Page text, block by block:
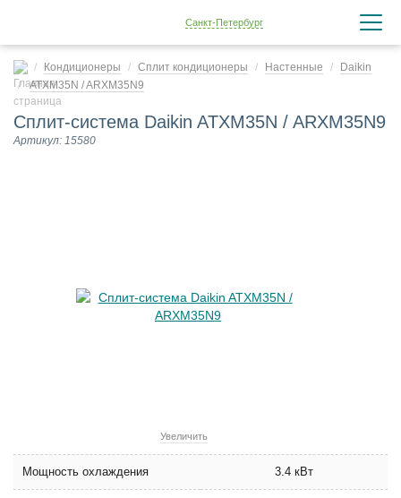
Санкт-Петербург
Кондиционеры Сплит кондиционеры Настенные
Daikin
ATXM35N / ARXM35N9
Сплит-система Daikin ATXM35N / ARXM35N9
Артикул: 15580
Увеличить
Мощность охлаждения 3.4 кВт